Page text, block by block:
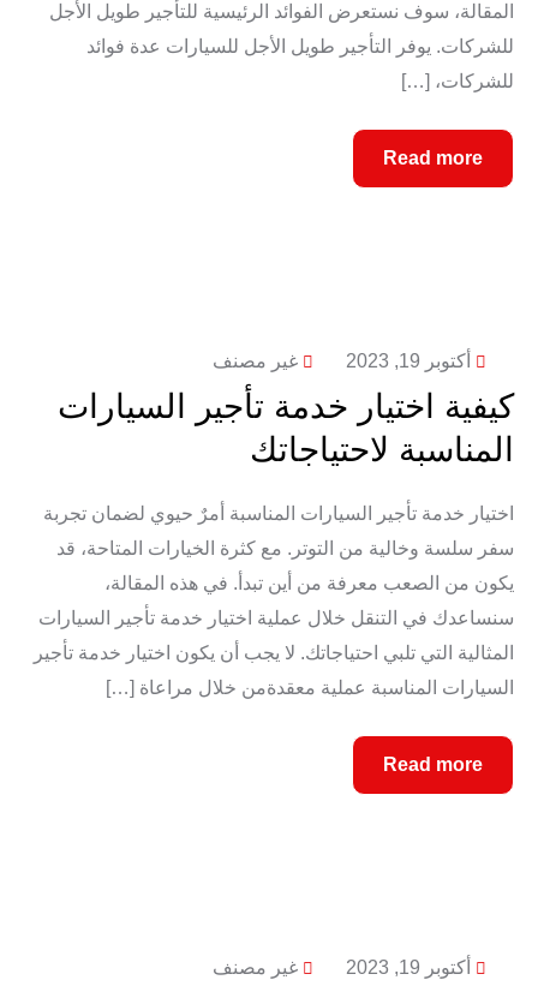
المقالة، سوف نستعرض الفوائد الرئيسية للتأجير طويل الأجل
للشركات. يوفر التأجير طويل الأجل للسيارات عدة فوائد
للشركات، […]
Read more
أكتوبر 19, 2023 غير مصنف
كيفية اختيار خدمة تأجير السيارات
المناسبة لاحتياجاتك
اختيار خدمة تأجير السيارات المناسبة أمرٌ حيوي لضمان تجربة
سفر سلسة وخالية من التوتر. مع كثرة الخيارات المتاحة، قد
يكون من الصعب معرفة من أين تبدأ. في هذه المقالة،
سنساعدك في التنقل خلال عملية اختيار خدمة تأجير السيارات
المثالية التي تلبي احتياجاتك. لا يجب أن يكون اختيار خدمة تأجير
السيارات المناسبة عملية معقدةمن خلال مراعاة […]
Read more
أكتوبر 19, 2023 غير مصنف